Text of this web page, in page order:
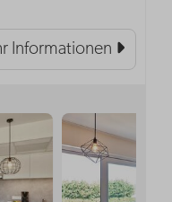
Informationen